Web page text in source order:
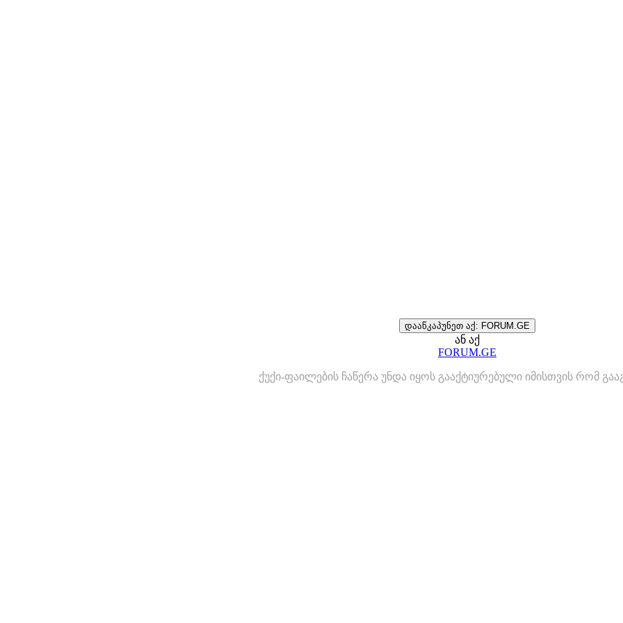
დააწკაპუნეთ აქ: FORUM.GE
ან აქ
FORUM.GE
ქუქი-ფაილების ჩაწერა უნდა იყოს გააქტიურებული იმისთვის რომ